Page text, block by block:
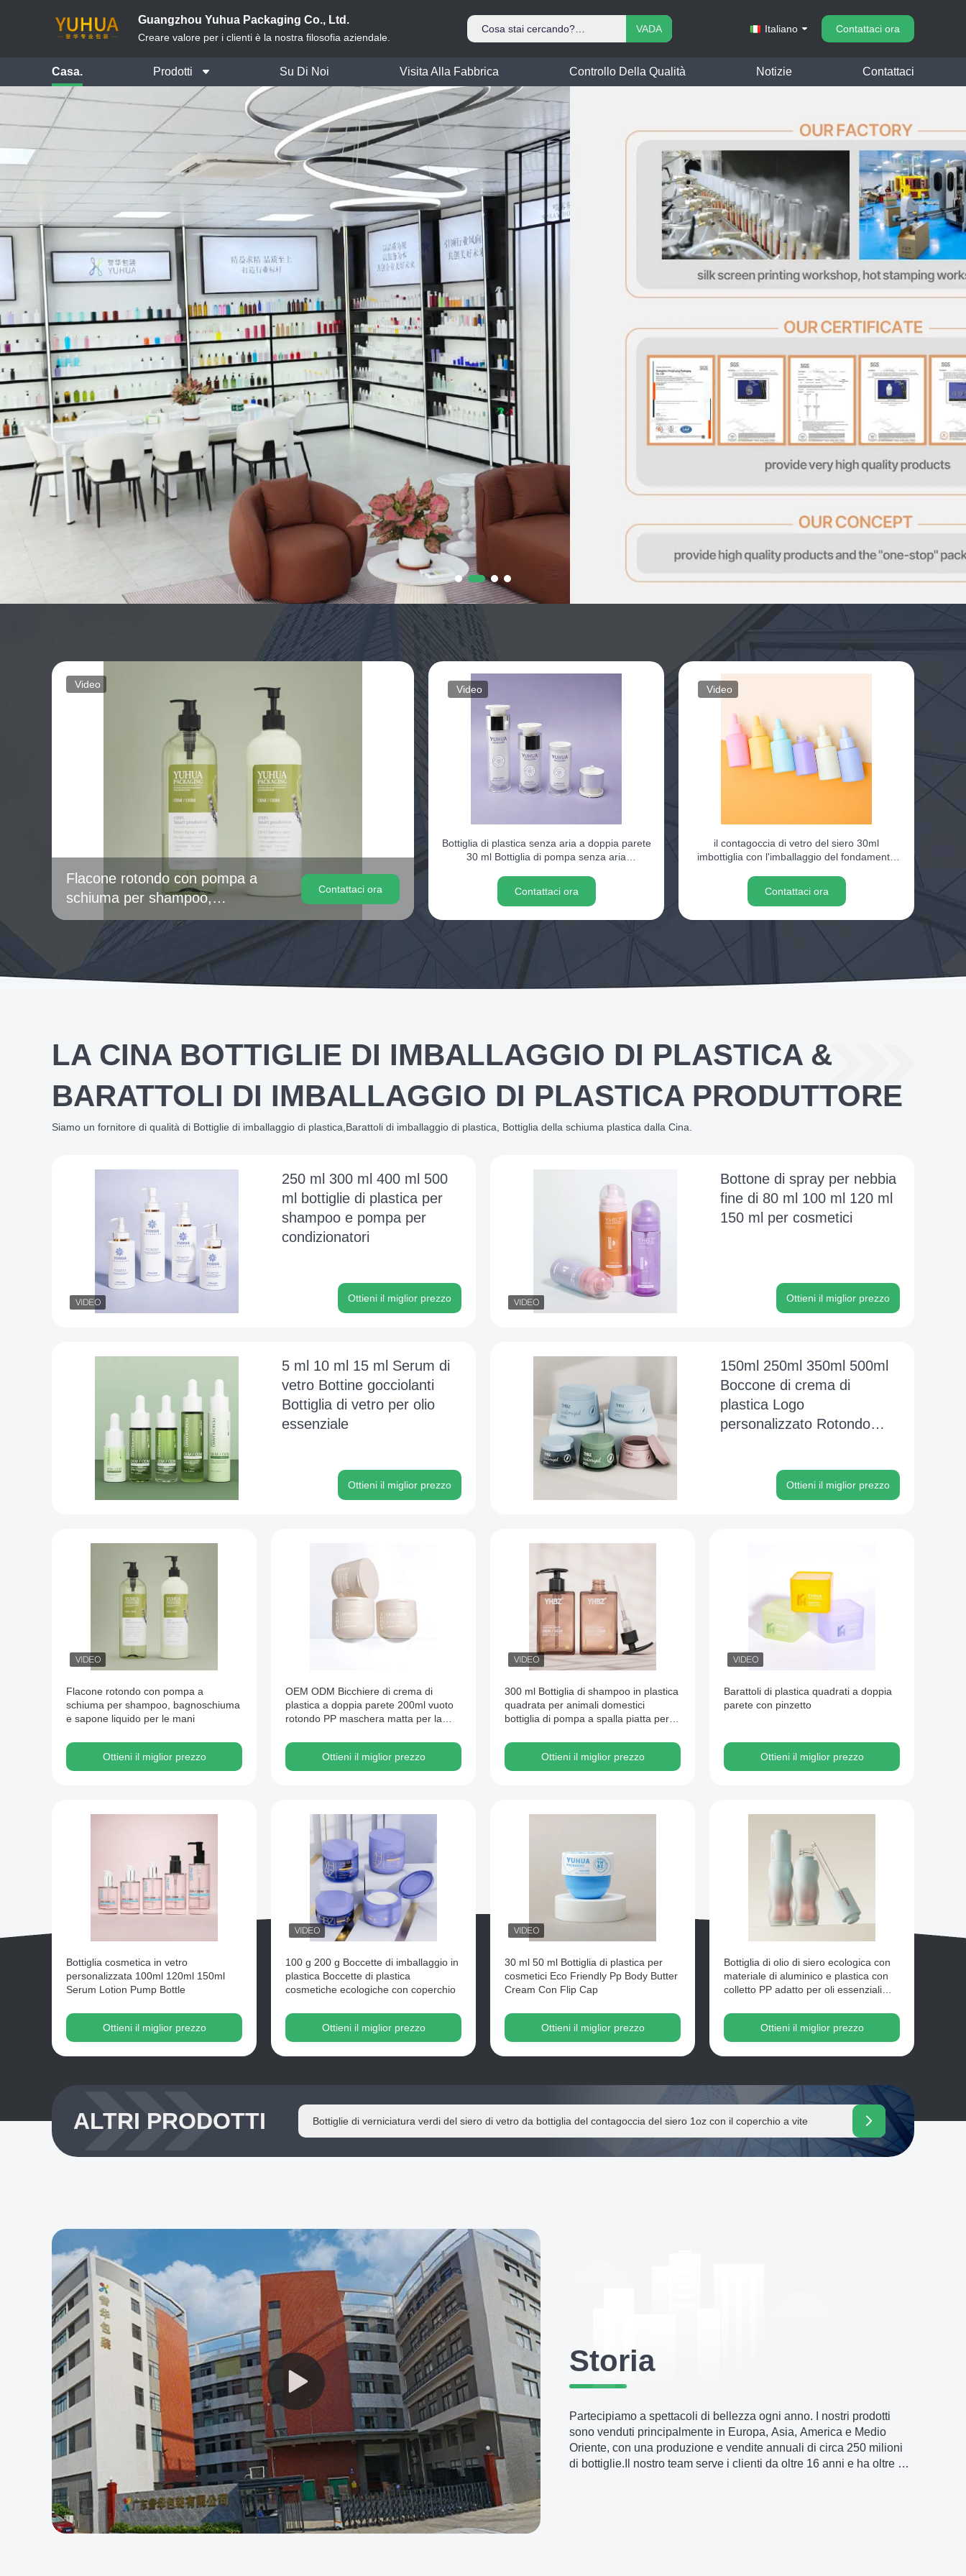
Guangzhou Yuhua Packaging Co., Ltd.
Creare valore per i clienti è la nostra filosofia aziendale.
VADA Italiano Contattaci ora
Casa. Prodotti Su Di Noi Visita Alla Fabbrica Controllo Della Qualità Notizie Contattaci
Video
Flacone rotondo con pompa a
schiuma per shampoo,
bagnoschiuma e sapone liquido
Contattaci ora
Video
Bottiglia di plastica senza aria a doppia parete
30 ml Bottiglia di pompa senza aria
Contattaci ora
Video
il contagoccia di vetro del siero 30ml
imbottiglia con l'imballaggio del fondamento
Contattaci ora
LA CINA BOTTIGLIE DI IMBALLAGGIO DI PLASTICA &
BARATTOLI DI IMBALLAGGIO DI PLASTICA PRODUTTORE
Siamo un fornitore di qualità di Bottiglie di imballaggio di plastica,Barattoli di imballaggio di plastica, Bottiglia della schiuma plastica dalla Cina.
250 ml 300 ml 400 ml 500
ml bottiglie di plastica per
shampoo e pompa per
condizionatori
Ottieni il miglior prezzo
Bottone di spray per nebbia
fine di 80 ml 100 ml 120 ml
150 ml per cosmetici
Ottieni il miglior prezzo
5 ml 10 ml 15 ml Serum di
vetro Bottine gocciolanti
Bottiglia di vetro per olio
essenziale
Ottieni il miglior prezzo
150ml 250ml 350ml 500ml
Boccone di crema di
plastica Logo
personalizzato Rotondo
Ottieni il miglior prezzo
Flacone rotondo con pompa a
schiuma per shampoo, bagnoschiuma
e sapone liquido per le mani
Ottieni il miglior prezzo
OEM ODM Bicchiere di crema di
plastica a doppia parete 200ml vuoto
rotondo PP maschera matta per la
Ottieni il miglior prezzo
300 ml Bottiglia di shampoo in plastica
quadrata per animali domestici
bottiglia di pompa a spalla piatta per
Ottieni il miglior prezzo
Barattoli di plastica quadrati a doppia
parete con pinzetto
Ottieni il miglior prezzo
Bottiglia cosmetica in vetro
personalizzata 100ml 120ml 150ml
Serum Lotion Pump Bottle
Ottieni il miglior prezzo
100 g 200 g Boccette di imballaggio in
plastica Boccette di plastica
cosmetiche ecologiche con coperchio
Ottieni il miglior prezzo
30 ml 50 ml Bottiglia di plastica per
cosmetici Eco Friendly Pp Body Butter
Cream Con Flip Cap
Ottieni il miglior prezzo
Bottiglia di olio di siero ecologica con
materiale di aluminico e plastica con
colletto PP adatto per oli essenziali
pelle cosmetica
Ottieni il miglior prezzo
ALTRI PRODOTTI Il contagoccia vuoto di lusso della radura 30ml imbottiglia Logo Print Cosmetic Packaging
Storia
Partecipiamo a spettacoli di bellezza ogni anno. I nostri prodotti
sono venduti principalmente in Europa, Asia, America e Medio
Oriente, con una produzione e vendite annuali di circa 250 milioni
di bottiglie.Il nostro team serve i clienti da oltre 16 anni e ha oltre 15